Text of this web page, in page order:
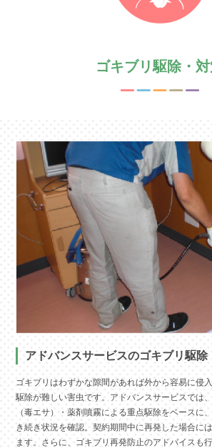
ゴキブリ駆除・
アドバンスサービスのゴキブリ駆除
ゴキブリはわずかな隙間があれば外から容易に侵
駆除が難しい害虫です。アドバンスサービスでは
（毒エサ）・薬剤噴霧による重点駆除をベースに
き続き状況を確認。契約期間中に再発した場合に
ます。さらに、ゴキブリ再発防止のアドバイスも